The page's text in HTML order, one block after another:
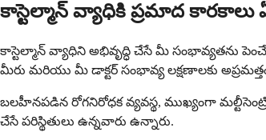
కాస్టెల్మాన్ వ్యాధికి ప్రమాద కారకాలు
కాస్టెల్మాన్ వ్యాధిని అభివృద్ధి చేసే మీ సంభావ్యతను
మీరు మరియు మీ డాక్టర్ సంభావ్య లక్షణాలకు
బలహీనపడిన రోగనిరోధక వ్యవస్థ, ముఖ్యంగా
చేసే పరిస్థితులు ఉన్నవారు ఉన్నారు.